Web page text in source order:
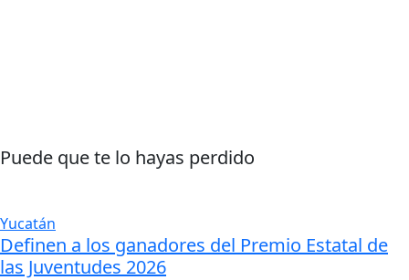
Puede que te lo hayas perdido
Yucatán
Definen a los ganadores del Premio Estatal de
las Juventudes 2026